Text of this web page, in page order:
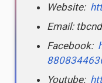
Website:
Email:
Facebook:
Youtube: